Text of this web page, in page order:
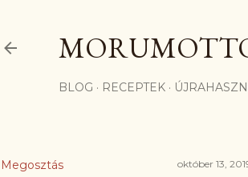
BLOG RECEPTEK
Megosztás október 13,